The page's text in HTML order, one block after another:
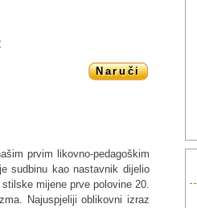
Naruči
prvim likovno-pedagoškim
sudbinu kao nastavnik dijelio
mijene prve polovine 20.
Najuspjeliji oblikovni izraz